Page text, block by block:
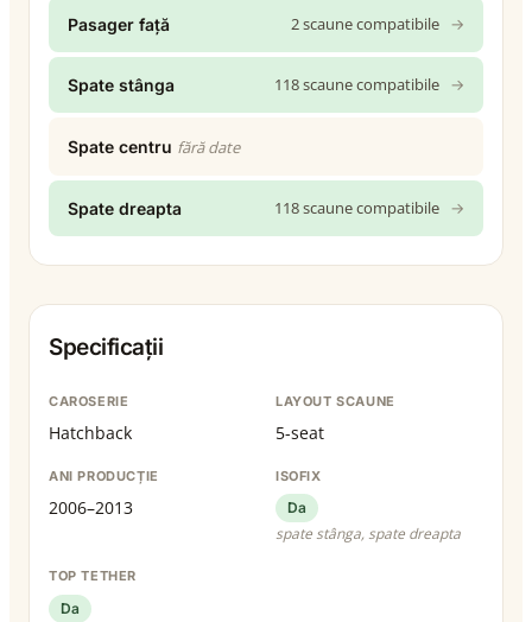
Pasager față 2 scaune compatibile →
Spate stânga 118 scaune compatibile →
Spate centru fără date
Spate dreapta 118 scaune compatibile →
Specificații
CAROSERIE
Hatchback
LAYOUT SCAUNE
5-seat
ANI PRODUCȚIE
2006–2013
ISOFIX
Da
spate stânga, spate dreapta
TOP TETHER
Da